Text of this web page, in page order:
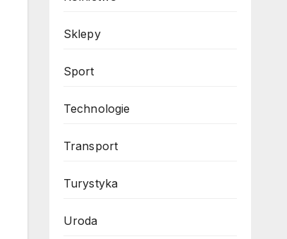
Sklepy
Sport
Technologie
Transport
Turystyka
Uroda